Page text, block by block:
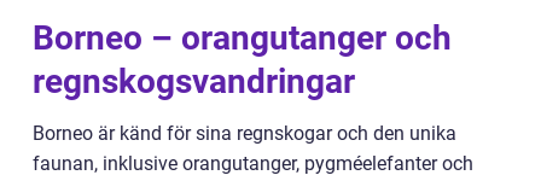
Borneo – orangutanger och
regnskogsvandringar
Borneo är känd för sina regnskogar och den unika
faunan, inklusive orangutanger, pygméelefanter och